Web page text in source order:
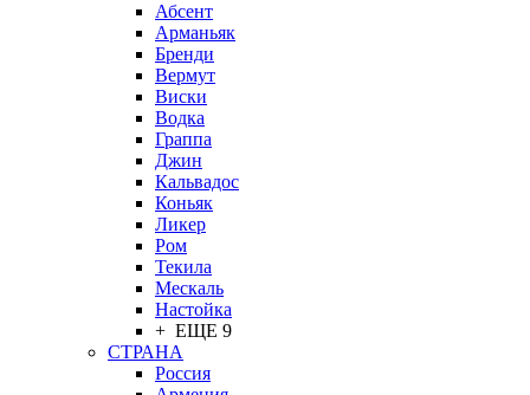
Абсент
Арманьяк
Бренди
Вермут
Виски
Водка
Граппа
Джин
Кальвадос
Коньяк
Ликер
Ром
Текила
Мескаль
Настойка
+ ЕЩЕ 9
СТРАНА
Россия